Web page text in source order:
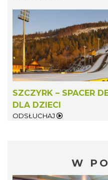
SZCZYRK – SPACER
DLA DZIECI
ODSŁUCHAJ
W